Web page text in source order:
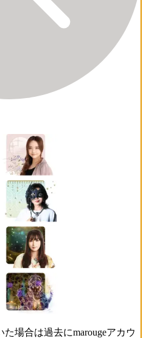
場合は過去にmarougeアカウ